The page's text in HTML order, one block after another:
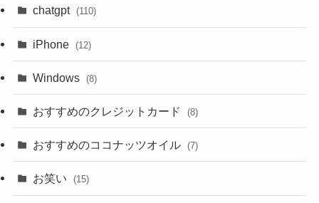
chatgpt (110)
iPhone (12)
Windows (8)
おすすめのクレジットカード (8)
おすすめのココナッツオイル (7)
お笑い (15)